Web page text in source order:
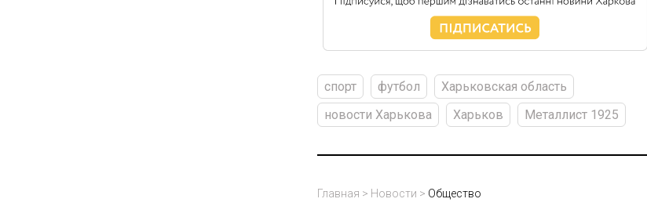
спорт футбол
Харьковская область
новости Харькова
Харьков Металлист 1925
Главная > Новости > Общество